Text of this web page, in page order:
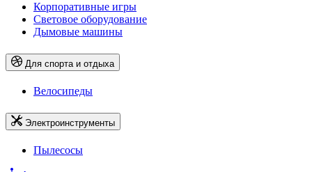
Корпоративные игры
Световое оборудование
Дымовые машины
Для спорта и отдыха
Велосипеды
Электроинструменты
Пылесосы